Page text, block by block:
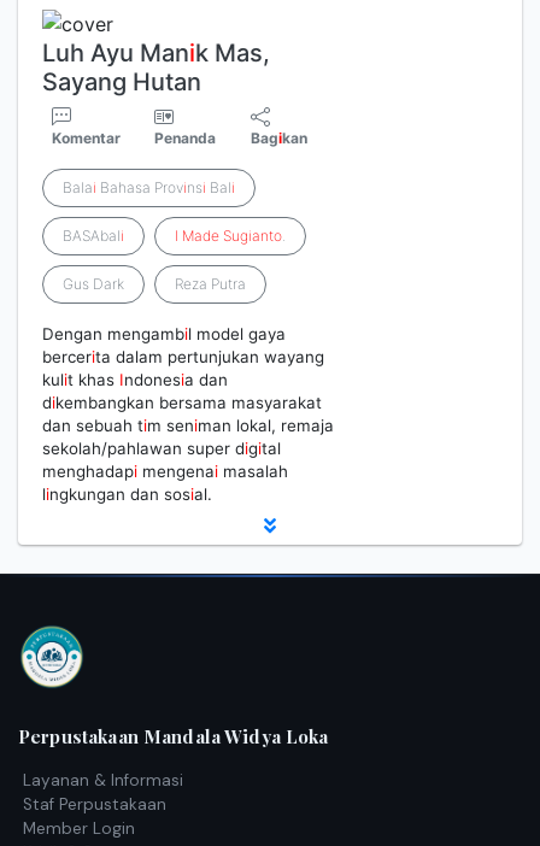
Luh Ayu Manik Mas,
Sayang Hutan
Komentar Penanda Bagikan
Balai Bahasa Provinsi Bali
BASAbali I Made Sugianto
Gus Dark Reza Putra
Dengan mengambil model gaya
bercerita dalam pertunjukan wayang
kulit khas Indonesia dan
dikembangkan bersama masyarakat
dan sebuah tim seniman lokal, remaja
sekolah/pahlawan super digital
menghadapi mengenai masalah
lingkungan dan sosial.
Perpustakaan Mandala Widya Loka
Layanan & Informasi
Staf Perpustakaan
Member Login